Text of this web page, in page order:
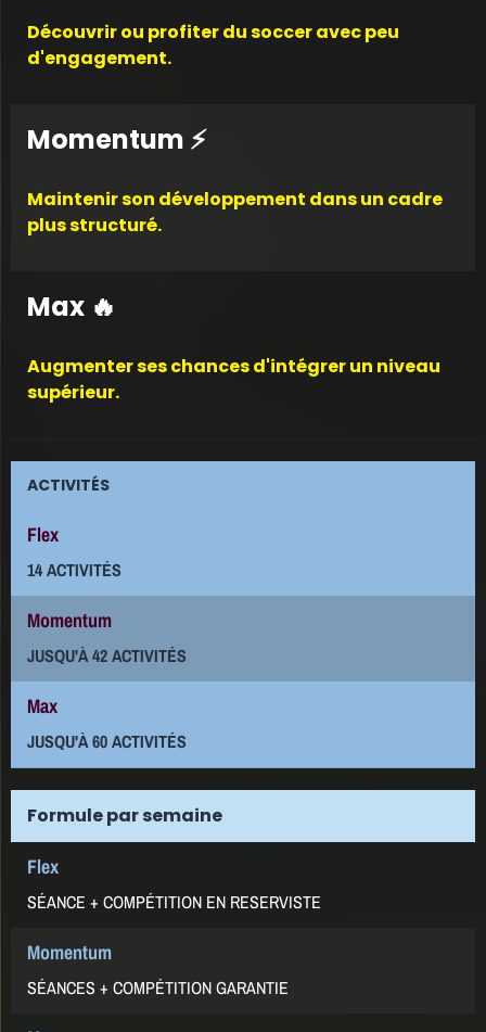
Découvrir ou profiter du soccer avec peu
d'engagement.
Momentum ⚡
Maintenir son développement dans un cadre
plus structuré.
Max 🔥
Augmenter ses chances d'intégrer un niveau
supérieur.
ACTIVITÉS
14 ACTIVITÉS
JUSQU'À 42 ACTIVITÉS
JUSQU'À 60 ACTIVITÉS
Formule par semaine
SÉANCE + COMPÉTITION EN RESERVISTE
SÉANCES + COMPÉTITION GARANTIE